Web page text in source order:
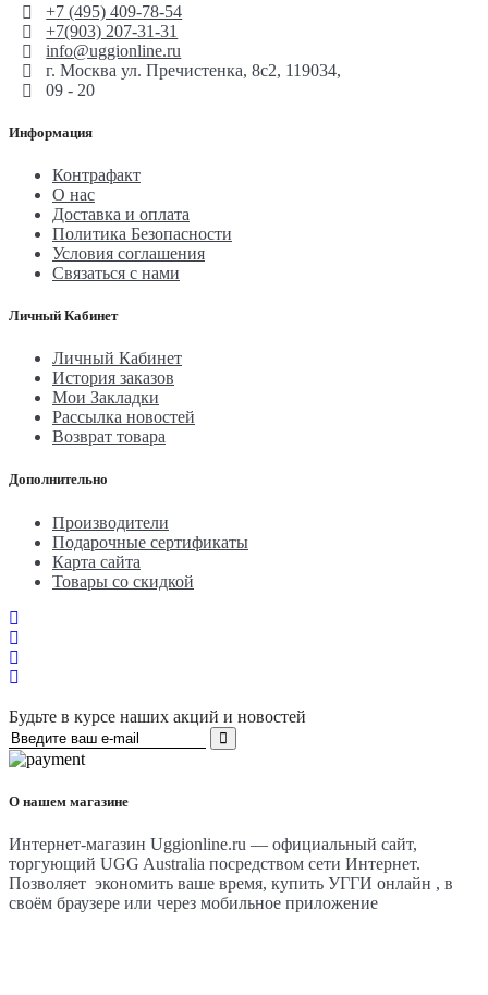
+7 (495) 409-78-54
+7(903) 207-31-31
info@uggionline.ru
г. Москва ул. Пречистенка, 8с2, 119034,
09 - 20
Информация
Контрафакт
О нас
Доставка и оплата
Политика Безопасности
Условия соглашения
Связаться с нами
Личный Кабинет
Личный Кабинет
История заказов
Мои Закладки
Рассылка новостей
Возврат товара
Дополнительно
Производители
Подарочные сертификаты
Карта сайта
Товары со скидкой
Будьте в курсе наших акций и новостей
О нашем магазине
Интернет-магазин Uggionline.ru — официальный сайт,
торгующий UGG Australia посредством сети Интернет.
Позволяет экономить ваше время, купить УГГИ онлайн , в
своём браузере или через мобильное приложение